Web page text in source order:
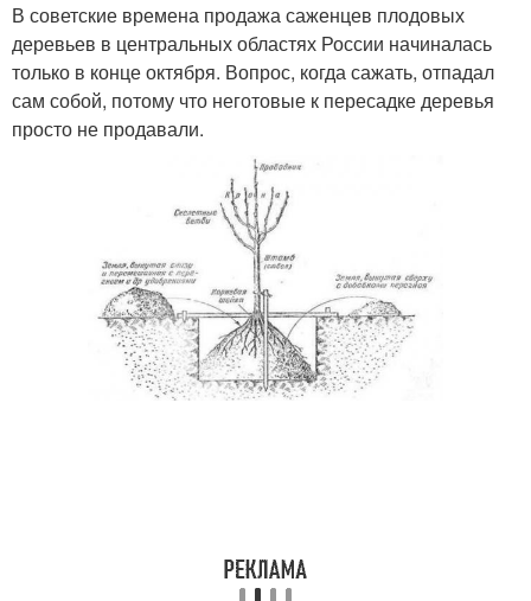
В советские времена продажа саженцев плодовых
деревьев в центральных областях России начиналась
только в конце октября. Вопрос, когда сажать, отпадал
сам собой, потому что неготовые к пересадке деревья
просто не продавали.